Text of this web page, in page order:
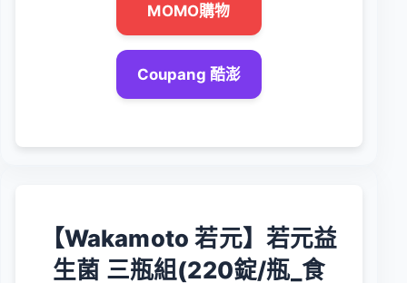
MOMO購物
Coupang 酷澎
【Wakamoto 若元】若元益
生菌 三瓶組(220錠/瓶_食